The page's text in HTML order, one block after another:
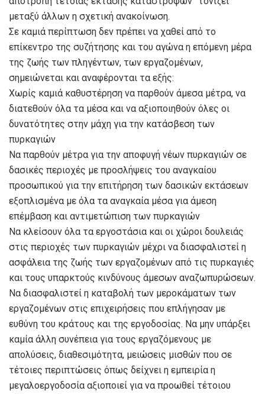
μεταξύ άλλων η σχετική ανακοίνωση.
Σε καμιά περίπτωση δεν πρέπει να χαθεί από το
επίκεντρο της συζήτησης και του αγώνα η επόμενη μέρα
της ζωής των πληγέντων, των εργαζομένων,
σημειώνεται και αναφέρονται τα εξής:
Χωρίς καμιά καθυστέρηση να παρθούν άμεσα μέτρα, να
διατεθούν όλα τα μέσα και να αξιοποιηθούν όλες οι
δυνατότητες στην μάχη για την κατάσβεση των
πυρκαγιών
Να παρθούν μέτρα για την αποφυγή νέων πυρκαγιών σε
δασικές περιοχές με προσλήψεις του αναγκαίου
προσωπικού για την επιτήρηση των δασικών εκτάσεων
εξοπλισμένα με όλα τα αναγκαία μέσα για άμεση
επέμβαση και αντιμετώπιση των πυρκαγιών
Να κλείσουν όλα τα εργοστάσια και οι χώροι δουλειάς
στις περιοχές των πυρκαγιών μέχρι να διασφαλιστεί η
ασφάλεια της ζωής των εργαζομένων από τις πυρκαγιές
και τους υπαρκτούς κινδύνους άμεσων αναζωπυρώσεων.
Να διασφαλιστεί η καταβολή των μεροκάματων των
εργαζομένων στις επιχειρήσεις που επλήγησαν με
ευθύνη του κράτους και της εργοδοσίας. Να μην υπάρξει
καμία άλλη συνέπεια για τους εργαζόμενους με
απολύσεις, διαθεσιμότητα, μειώσεις μισθών που σε
τέτοιες περιπτώσεις όπως δείχνει η εμπειρία η
μεγαλοεργοδοσία αξιοποιεί για να προωθεί τέτοιου